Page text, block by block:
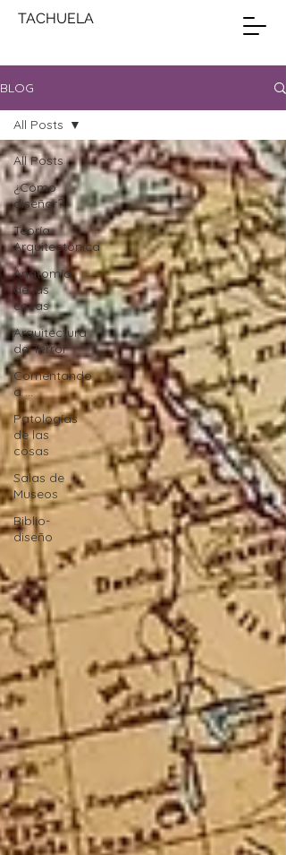
TACHUELA
BLOG
All Posts
¿Cómo
diseñar?
Teoría
Arquitectónica
Anatomía
de las
cosas
Arquitectura
de Terror
Comentando
a ...
Patologías
de las
cosas
Salas de
Museos
Biblio-
diseño
All Posts